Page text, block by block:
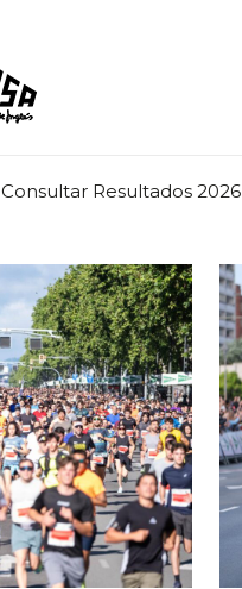
Consultar Resultados 2026